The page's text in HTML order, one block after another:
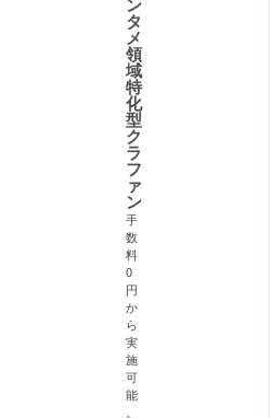
タ
メ
領
域
特
化
型
ク
ラ
フ
ァ
ン
手
数
料
0
円
か
ら
実
施
可
能